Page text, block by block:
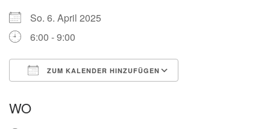
So. 6. April 2025
6:00 - 9:00
ZUM KALENDER HINZUFÜGEN
WO